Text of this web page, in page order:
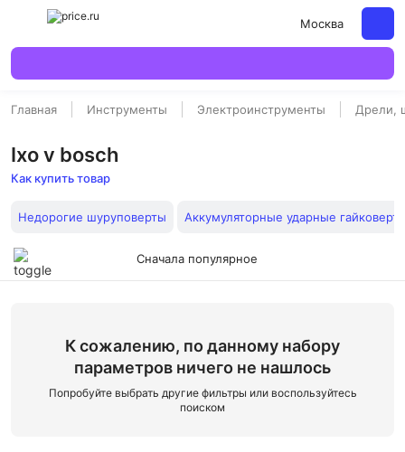
Москва
Главная Инструменты Электроинструменты Дрели,
Ixo v bosch
Как купить товар
Недорогие шуруповерты Аккумуляторные ударные
Сначала популярное
К сожалению, по данному набору
параметров ничего не нашлось
Попробуйте выбрать другие фильтры или воспользуйтесь
поиском